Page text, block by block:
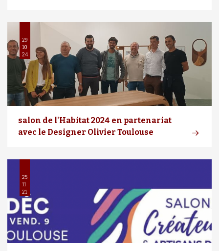
29
10
24
salon de l'Habitat 2024 en partenariat
avec le Designer Olivier Toulouse
25
11
21